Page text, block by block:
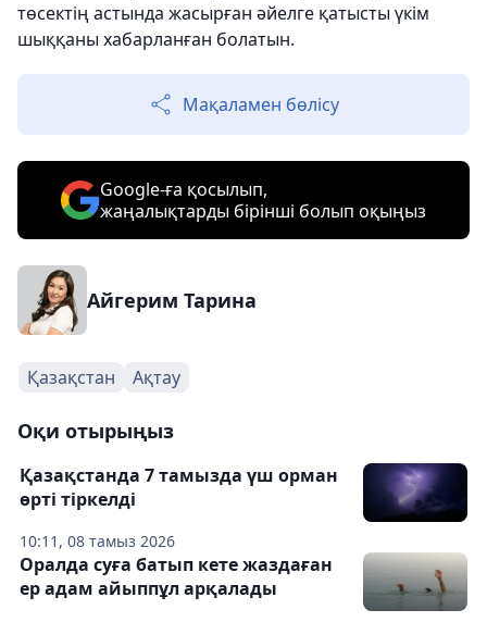
төсектің астында жасырған әйелге қатысты үкім
шыққаны хабарланған болатын.
Мақаламен бөлісу
Google-ға қосылып,
жаңалықтарды бірінші болып оқыңыз
Айгерим Тарина
Қазақстан Ақтау
Оқи отырыңыз
10:11, 08 тамыз 2026
Қазақстанда 7 тамызда үш орман
өрті тіркелді
Оралда суға батып кете жаздаған
ер адам айыппұл арқалады